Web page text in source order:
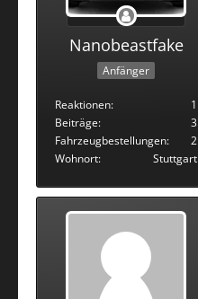
Nanobeastfake
Anfänger
Reaktionen
1
Beiträge
3
Fahrzeugbestellungen
2
Wohnort
Stuttgart